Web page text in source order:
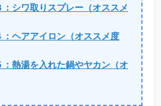
シワ取りスプレー（オススメ
ヘアアイロン（オススメ度
熱湯を入れた鍋やヤカン（オ